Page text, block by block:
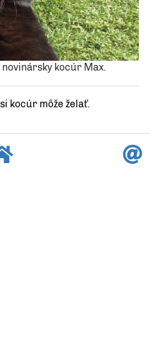
novinársky kocúr Max.
kocúr môže želať.